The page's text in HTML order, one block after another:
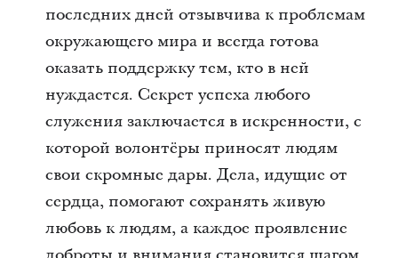
последних дней отзывчива к проблемам
окружающего мира и всегда готова
оказать поддержку тем, кто в ней
нуждается. Секрет успеха любого
служения заключается в искренности, с
которой волонтёры приносят людям
свои скромные дары. Дела, идущие от
сердца, помогают сохранять живую
любовь к людям, а каждое проявление